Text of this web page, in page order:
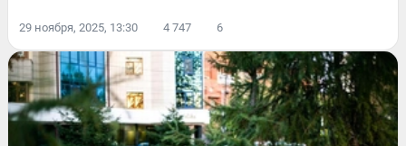
29 ноября, 2025, 13:30 4 747 6